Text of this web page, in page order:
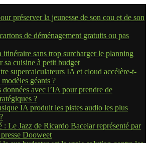
préserver la jeunesse de son cou et de son
de déménagement gratuits ou pas
itinéraire sans trop surcharger le planning
sa cuisine à petit budget
supercalculateurs IA et cloud accélère-t-
géants ?
données avec l’IA pour prendre de
?
IA produit les pistes audio les plus
Le Jazz de Ricardo Bacelar représenté par
presse Dooweet